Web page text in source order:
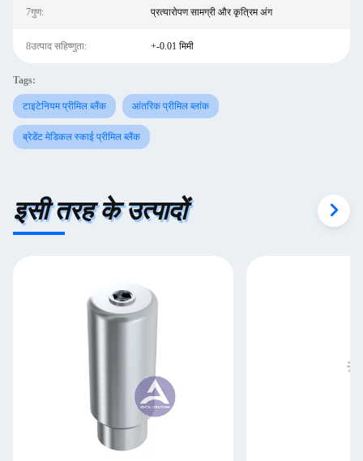
7गुण: प्रत्यारोपण सामग्री और कृत्रिम अंग
8उत्पाद सहिष्णुता: +-0.01 मिमी
Tags:
टाइटेनियम प्रीमिल ब्लैंक आंतरिक प्रीमिल ब्लांक
ब्रेडेंट मेडिकल स्काई प्रीमिल ब्लैंक
इसी तरह के उत्पादों